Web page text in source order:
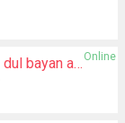
Online
Yanıma yakışacak bekar veya dul bayan arıyorum